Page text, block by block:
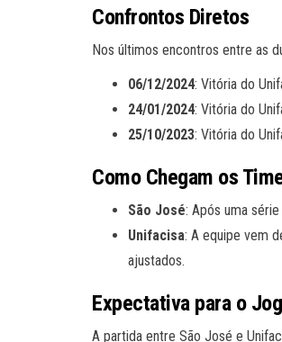
Confrontos Diretos
Nos últimos encontros entre as
06/12/2024: Vitória do
24/01/2024: Vitória do
25/10/2023: Vitória do
Como Chegam os
São José: Após uma
Unifacisa: A equipe vem
ajustados.
Expectativa para o
A partida entre São José e